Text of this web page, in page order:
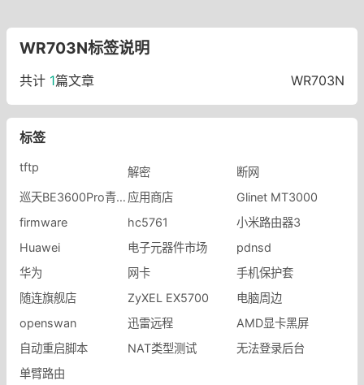
WR703N标签说明
共计 1篇文章 WR703N
标签
tftp 解密
断网
巡天BE3600Pro青云版 应用商店
Glinet MT3000
firmware
hc5761
小米路由器3
Huawei
电子元器件市场
pdnsd
华为
网卡
手机保护套
随连旗舰店
ZyXEL EX5700
电脑周边
openswan
迅雷远程
AMD显卡黑屏
自动重启脚本
NAT类型测试
无法登录后台
单臂路由